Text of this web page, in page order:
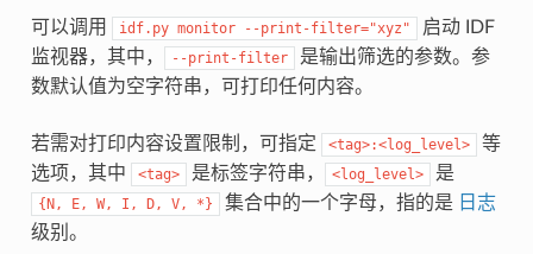
可以调用 idf.py monitor --print-filter="xyz"
启动 IDF
监视器，其中，
--print-filter
是输出筛选的参数。参
数默认值为空字符串，可打印任何内容。
若需对打印内容设置限制，可指定 <tag>:<log_level>
等
选项，其中
<tag> 是标签字符串， <log_level> 是
{N, E, W, I, D, V, *} 集合中的一个字母，指的是 日志
级别。